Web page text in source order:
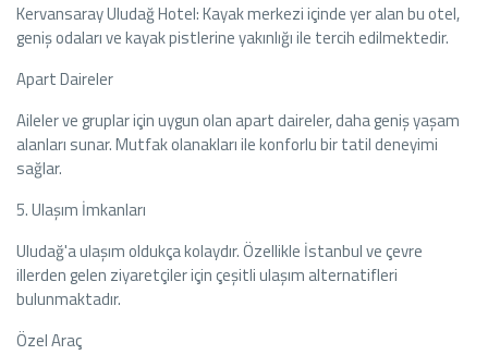
Kervansaray Uludağ Hotel: Kayak merkezi içinde yer alan bu otel,
geniş odaları ve kayak pistlerine yakınlığı ile tercih edilmektedir.
Apart Daireler
Aileler ve gruplar için uygun olan apart daireler, daha geniş yaşam
alanları sunar. Mutfak olanakları ile konforlu bir tatil deneyimi
sağlar.
5. Ulaşım İmkanları
Uludağ'a ulaşım oldukça kolaydır. Özellikle İstanbul ve çevre
illerden gelen ziyaretçiler için çeşitli ulaşım alternatifleri
bulunmaktadır.
Özel Araç